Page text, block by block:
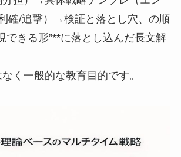
確/追撃）→検証と落とし穴、の順
できる形”**に落とし込んだ長文解
く一般的な教育目的です。